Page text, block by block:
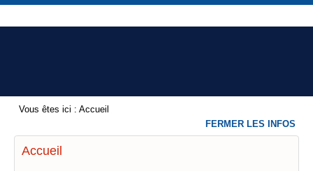
Vous êtes ici : Accueil
Accueil
FERMER LES INFOS